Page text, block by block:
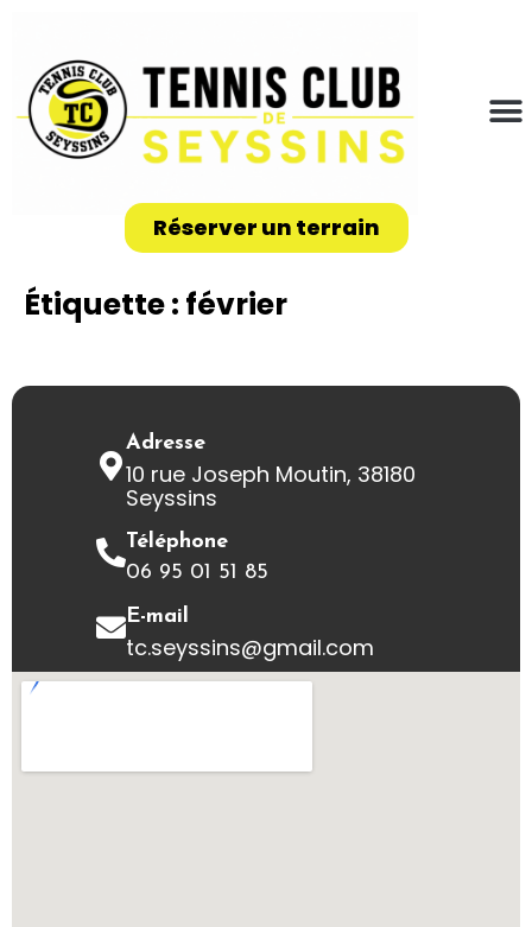
Réserver un terrain
Étiquette : février
Adresse
10 rue Joseph Moutin, 38180
Seyssins
Téléphone
06 95 01 51 85
E-mail
tc.seyssins@gmail.com